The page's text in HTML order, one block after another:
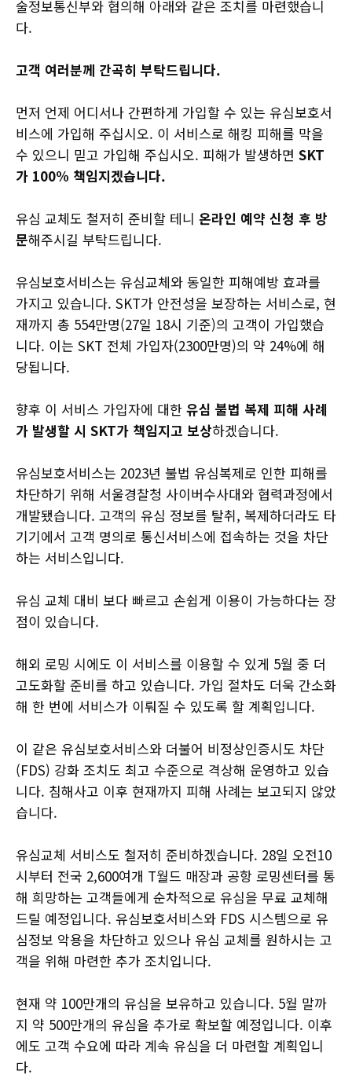
술정보통신부와 협의해 아래와 같은 조치를 마련했습니
다.
고객 여러분께 간곡히 부탁드립니다.
먼저 언제 어디서나 간편하게 가입할 수 있는 유심보호서
비스에 가입해 주십시오. 이 서비스로 해킹 피해를 막을
수 있으니 믿고 가입해 주십시오. 피해가 발생하면 SKT
가 100% 책임지겠습니다.
유심 교체도 철저히 준비할 테니 온라인 예약 신청 후 방
문해주시길 부탁드립니다.
유심보호서비스는 유심교체와 동일한 피해예방 효과를
가지고 있습니다. SKT가 안전성을 보장하는 서비스로, 현
재까지 총 554만명(27일 18시 기준)의 고객이 가입했습
니다. 이는 SKT 전체 가입자(2300만명)의 약 24%에 해
당됩니다.
향후 이 서비스 가입자에 대한 유심 불법 복제 피해 사례
가 발생할 시 SKT가 책임지고 보상하겠습니다.
유심보호서비스는 2023년 불법 유심복제로 인한 피해를
차단하기 위해 서울경찰청 사이버수사대와 협력과정에서
개발됐습니다. 고객의 유심 정보를 탈취, 복제하더라도 타
기기에서 고객 명의로 통신서비스에 접속하는 것을 차단
하는 서비스입니다.
유심 교체 대비 보다 빠르고 손쉽게 이용이 가능하다는 장
점이 있습니다.
해외 로밍 시에도 이 서비스를 이용할 수 있게 5월 중 더
고도화할 준비를 하고 있습니다. 가입 절차도 더욱 간소화
해 한 번에 서비스가 이뤄질 수 있도록 할 계획입니다.
이 같은 유심보호서비스와 더불어 비정상인증시도 차단
(FDS) 강화 조치도 최고 수준으로 격상해 운영하고 있습
니다. 침해사고 이후 현재까지 피해 사례는 보고되지 않았
습니다.
유심교체 서비스도 철저히 준비하겠습니다. 28일 오전10
시부터 전국 2,600여개 T월드 매장과 공항 로밍센터를 통
해 희망하는 고객들에게 순차적으로 유심을 무료 교체해
드릴 예정입니다. 유심보호서비스와 FDS 시스템으로 유
심정보 악용을 차단하고 있으나 유심 교체를 원하시는 고
객을 위해 마련한 추가 조치입니다.
현재 약 100만개의 유심을 보유하고 있습니다. 5월 말까
지 약 500만개의 유심을 추가로 확보할 예정입니다. 이후
에도 고객 수요에 따라 계속 유심을 더 마련할 계획입니
다.